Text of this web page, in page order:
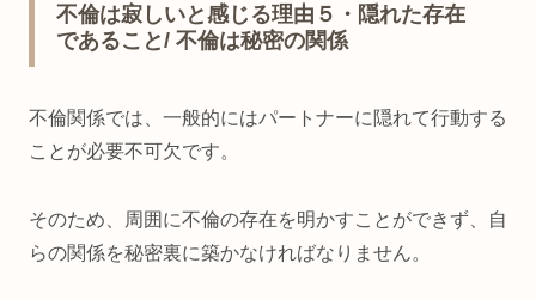
不倫は寂しいと感じる理由５・隠れた存在
であること/ 不倫は秘密の関係
不倫関係では、一般的にはパートナーに隠れて行動する
ことが必要不可欠です。
そのため、周囲に不倫の存在を明かすことができず、自
らの関係を秘密裏に築かなければなりません。